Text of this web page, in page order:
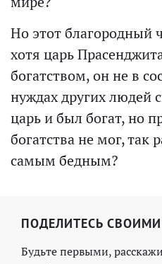
Но этот благородный
хотя царь
богатством, он не в
нуждах других людей
царь и был богат, но
богатства не мог, так
самым бедным?
ПОДЕЛИТЕСЬ
Будьте первыми,